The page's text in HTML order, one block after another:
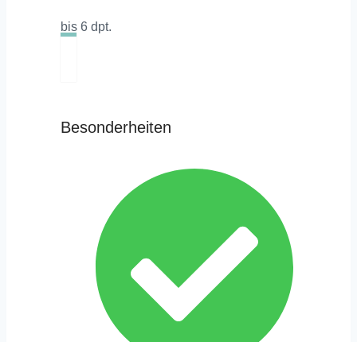
bis 6 dpt.
Besonderheiten